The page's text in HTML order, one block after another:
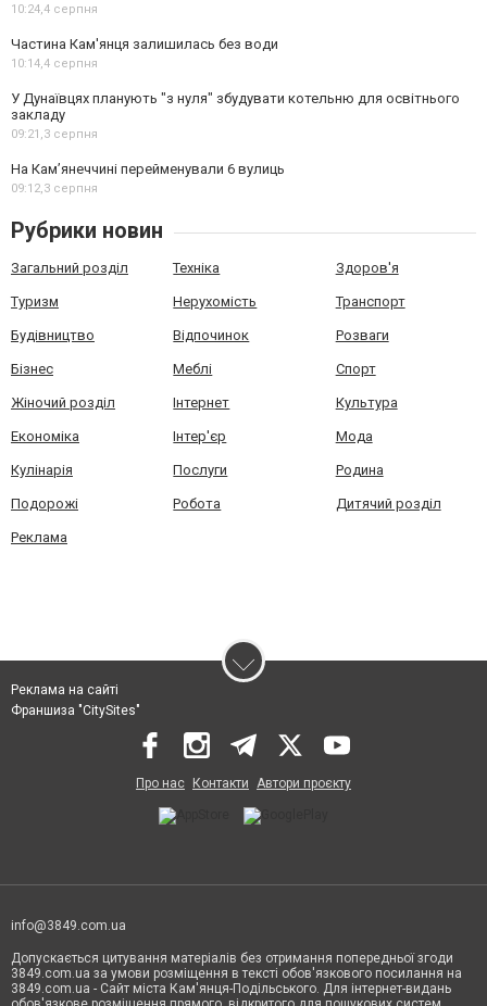
10:24,4 серпня
Частина Кам'янця залишилась без води
10:14,4 серпня
У Дунаївцях планують "з нуля" збудувати котельню для освітнього
закладу
09:21,3 серпня
На Камʼянеччині перейменували 6 вулиць
09:12,3 серпня
Рубрики новин
Загальний розділ Техніка Здоров'я
Туризм Нерухомість Транспорт
Будівництво Відпочинок Розваги
Бізнес Меблі Спорт
Жіночий розділ Інтернет Культура
Економіка Інтер'єр Мода
Кулінарія Послуги Родина
Подорожі Робота Дитячий розділ
Реклама
Реклама на сайті
Франшиза "CitySites"
Про нас Контакти Автори проєкту
info@3849.com.ua
Допускається цитування матеріалів без отримання попередньої згоди
3849.com.ua за умови розміщення в тексті обов'язкового посилання на
3849.com.ua - Сайт міста Кам'янця-Подільського. Для інтернет-видань